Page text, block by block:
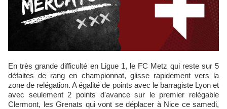
En très grande difficulté en Ligue 1, le FC Metz qui reste sur 5
défaites de rang en championnat, glisse rapidement vers la
zone de relégation. A égalité de points avec le barragiste Lyon et
avec seulement 2 points d'avance sur le premier relégable
Clermont, les Grenats qui vont se déplacer à Nice ce samedi,